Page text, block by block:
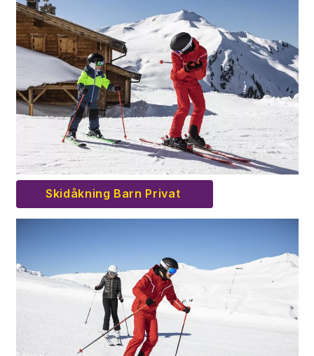
Skidåkning Barn Privat